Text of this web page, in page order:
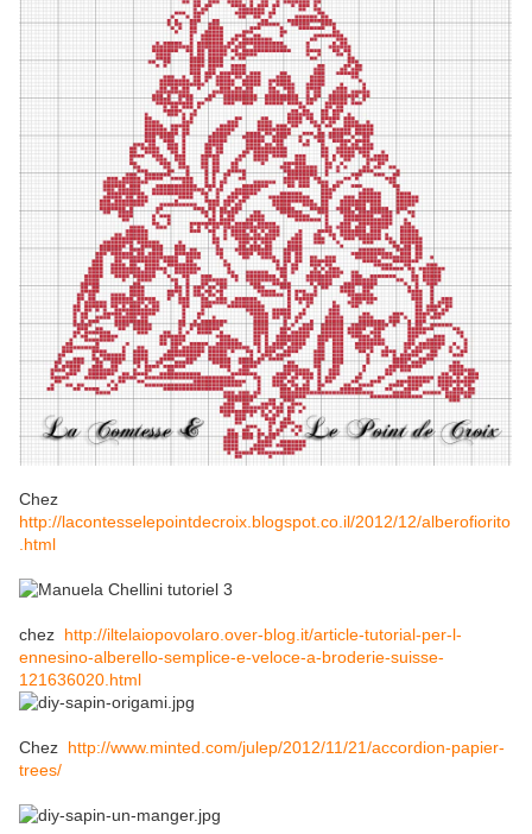
Chez
http://lacontesselepointdecroix.blogspot.co.il/2012/12/alberofiorito
.html
chez http://iltelaiopovolaro.over-blog.it/article-tutorial-per-l-
ennesino-alberello-semplice-e-veloce-a-broderie-suisse-
121636020.html
Chez http://www.minted.com/julep/2012/11/21/accordion-papier-
trees/